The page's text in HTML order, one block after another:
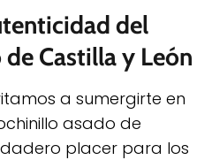
del
Castilla y León
a sumergirte en
asado de
placer para los